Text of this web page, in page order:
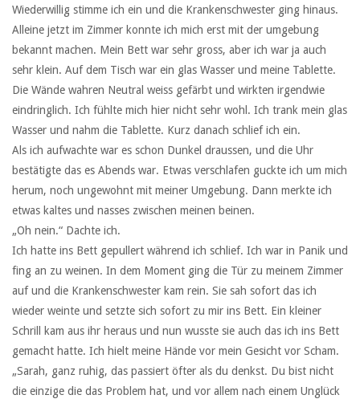
Wiederwillig stimme ich ein und die Krankenschwester ging hinaus.
Alleine jetzt im Zimmer konnte ich mich erst mit der umgebung
bekannt machen. Mein Bett war sehr gross, aber ich war ja auch
sehr klein. Auf dem Tisch war ein glas Wasser und meine Tablette.
Die Wände wahren Neutral weiss gefärbt und wirkten irgendwie
eindringlich. Ich fühlte mich hier nicht sehr wohl. Ich trank mein glas
Wasser und nahm die Tablette. Kurz danach schlief ich ein.
Als ich aufwachte war es schon Dunkel draussen, und die Uhr
bestätigte das es Abends war. Etwas verschlafen guckte ich um mich
herum, noch ungewohnt mit meiner Umgebung. Dann merkte ich
etwas kaltes und nasses zwischen meinen beinen.
„Oh nein.“ Dachte ich.
Ich hatte ins Bett gepullert während ich schlief. Ich war in Panik und
fing an zu weinen. In dem Moment ging die Tür zu meinem Zimmer
auf und die Krankenschwester kam rein. Sie sah sofort das ich
wieder weinte und setzte sich sofort zu mir ins Bett. Ein kleiner
Schrill kam aus ihr heraus und nun wusste sie auch das ich ins Bett
gemacht hatte. Ich hielt meine Hände vor mein Gesicht vor Scham.
„Sarah, ganz ruhig, das passiert öfter als du denkst. Du bist nicht
die einzige die das Problem hat, und vor allem nach einem Unglück